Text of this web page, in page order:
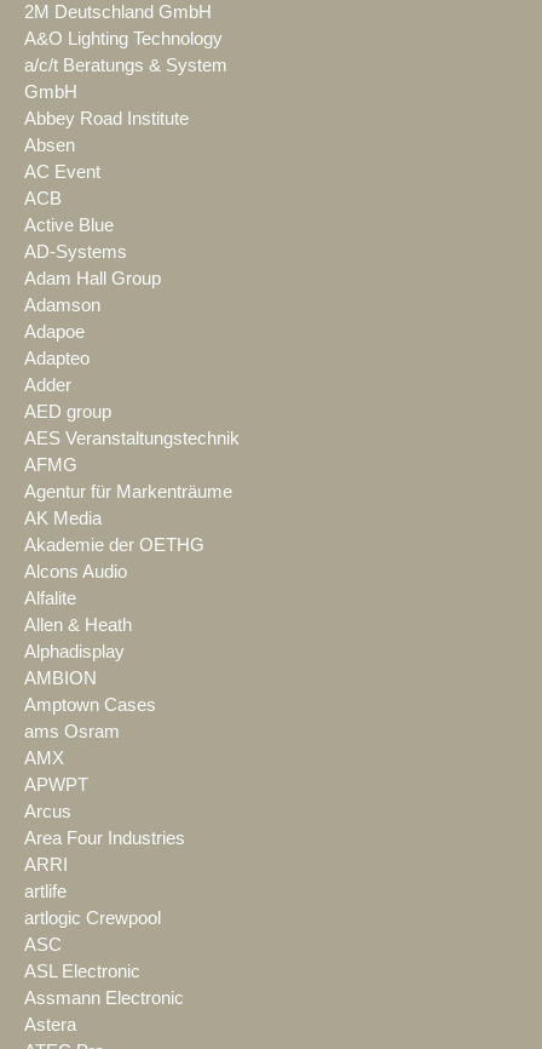
2M Deutschland GmbH
A&O Lighting Technology
a/c/t Beratungs & System
GmbH
Abbey Road Institute
Absen
AC Event
ACB
Active Blue
AD-Systems
Adam Hall Group
Adamson
Adapoe
Adapteo
Adder
AED group
AES Veranstaltungstechnik
AFMG
Agentur für Markenträume
AK Media
Akademie der OETHG
Alcons Audio
Alfalite
Allen & Heath
Alphadisplay
AMBION
Amptown Cases
ams Osram
AMX
APWPT
Arcus
Area Four Industries
ARRI
artlife
artlogic Crewpool
ASC
ASL Electronic
Assmann Electronic
Astera